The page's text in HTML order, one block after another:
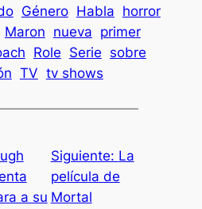
Género Habla horror
Maron nueva primer
Role Serie sobre
TV tv shows
a su
Siguiente: La
película de
Mortal